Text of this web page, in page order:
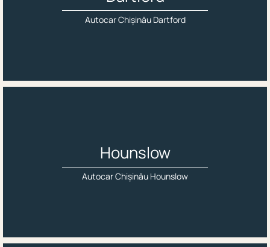
Autocar Chișinău Dartford
Hounslow
Autocar Chișinău Hounslow